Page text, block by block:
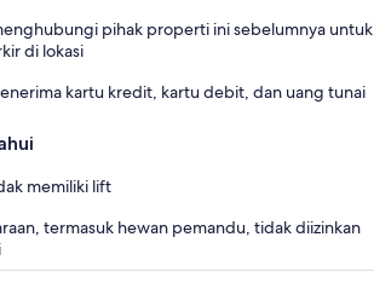
pihak properti ini sebelumnya untuk
di lokasi
kartu kredit, kartu debit, dan uang tunai
memiliki lift
termasuk hewan pemandu, tidak diizinkan